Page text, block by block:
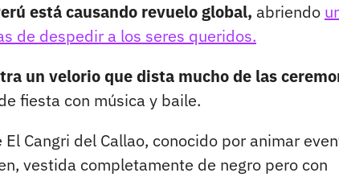
está causando revuelo global, abriendo
de despedir a los seres queridos.
un velorio que dista mucho de las
fiesta con música y baile.
Cangri del Callao, conocido por animar
vestida completamente de negro pero con